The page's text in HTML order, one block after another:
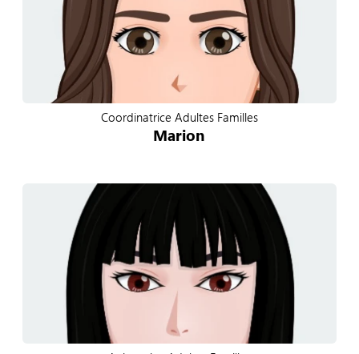
Marion
Coordinatrice Adultes Familles